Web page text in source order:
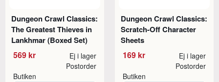
Dungeon Crawl Classics:
The Greatest Thieves in
Lankhmar (Boxed Set)
569 kr Ej i lager
Butiken
Postorder
Dungeon Crawl Classics:
Scratch-Off Character
Sheets
169 kr Ej i lager
Butiken
Postorder